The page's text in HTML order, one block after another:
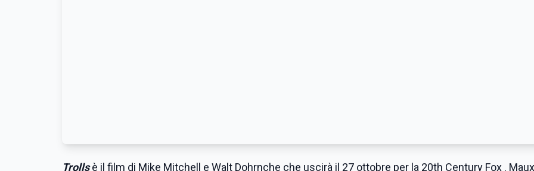
Trollsè il film di Mike Mitchell e Walt Dohrnche che uscirà il 27 ottobre per la 20th Century Fox .